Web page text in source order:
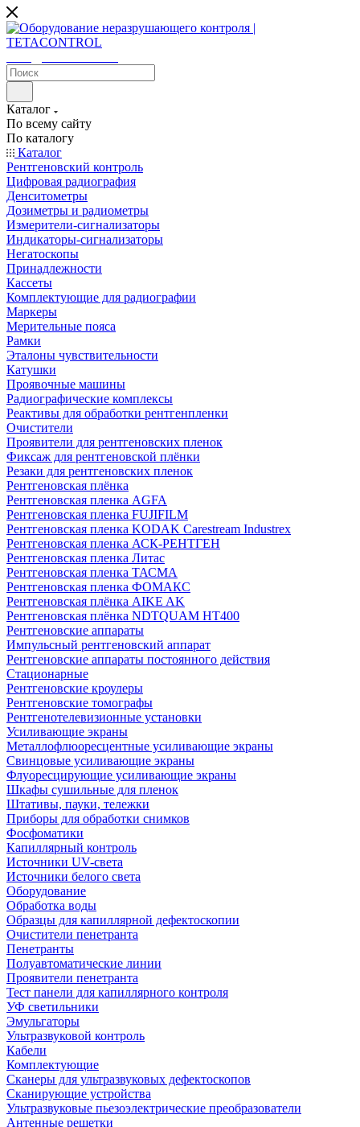
Каталог
По всему сайту
По каталогу
Каталог
Рентгеновский контроль
Цифровая радиография
Денситометры
Дозиметры и радиометры
Измерители-сигнализаторы
Индикаторы-сигнализаторы
Негатоскопы
Принадлежности
Кассеты
Комплектующие для радиографии
Маркеры
Мерительные пояса
Рамки
Эталоны чувствительности
Катушки
Проявочные машины
Радиографические комплексы
Реактивы для обработки рентгенпленки
Очистители
Проявители для рентгеновских пленок
Фиксаж для рентгеновской плёнки
Резаки для рентгеновских пленок
Рентгеновская плёнка
Рентгеновская пленка AGFA
Рентгеновская пленка FUJIFILM
Рентгеновская пленка KODAK Carestream Industrex
Рентгеновская пленка АСК-РЕНТГЕН
Рентгеновская пленка Литас
Рентгеновская пленка ТАСМА
Рентгеновская пленка ФОМАКС
Рентгеновская плёнка AIKE AK
Рентгеновская плёнка NDTQUAM HT400
Рентгеновские аппараты
Импульсный рентгеновский аппарат
Рентгеновские аппараты постоянного действия
Стационарные
Рентгеновские кроулеры
Рентгеновские томографы
Рентгенотелевизионные установки
Усиливающие экраны
Металлофлюоресцентные усиливающие экраны
Свинцовые усиливающие экраны
Флуоресцирующие усиливающие экраны
Шкафы сушильные для пленок
Штативы, пауки, тележки
Приборы для обработки снимков
Фосфоматики
Капиллярный контроль
Источники UV-света
Источники белого света
Оборудование
Обработка воды
Образцы для капиллярной дефектоскопии
Очистители пенетранта
Пенетранты
Полуавтоматические линии
Проявители пенетранта
Тест панели для капиллярного контроля
УФ светильники
Эмульгаторы
Ультразвуковой контроль
Кабели
Комплектующие
Сканеры для ультразвуковых дефектоскопов
Сканирующие устройства
Ультразвуковые пьезоэлектрические преобразователи
Антенные решетки